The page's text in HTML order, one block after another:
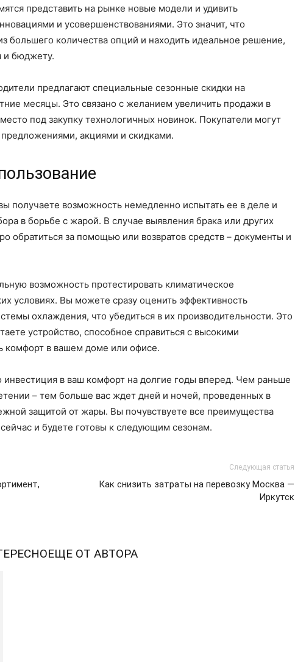
представить на рынке новые модели и удивить
и усовершенствованиями. Это значит, что
большего количества опций и находить идеальное решение,
и бюджету.
предлагают специальные сезонные скидки на
месяцы. Это связано с желанием увеличить продажи в
под закупку технологичных новинок. Покупатели могут
акциями и скидками.
получаете возможность немедленно испытать ее в деле и
в борьбе с жарой. В случае выявления брака или других
обратиться за помощью или возвратов средств – документы и
возможность протестировать климатическое
условиях. Вы можете сразу оценить эффективность
охлаждения, что убедиться в их производительности. Это
устройство, способное справиться с высокими
комфорт в вашем доме или офисе.
инвестиция в ваш комфорт на долгие годы вперед. Чем раньше
– тем больше вас ждет дней и ночей, проведенных в
защитой от жары. Вы почувствуете все преимущества
и будете готовы к следующим сезонам.
Следующая статья
Как снизить затраты на перевозку Москва —
Иркутск
ЕЩЕ ОТ АВТОРА